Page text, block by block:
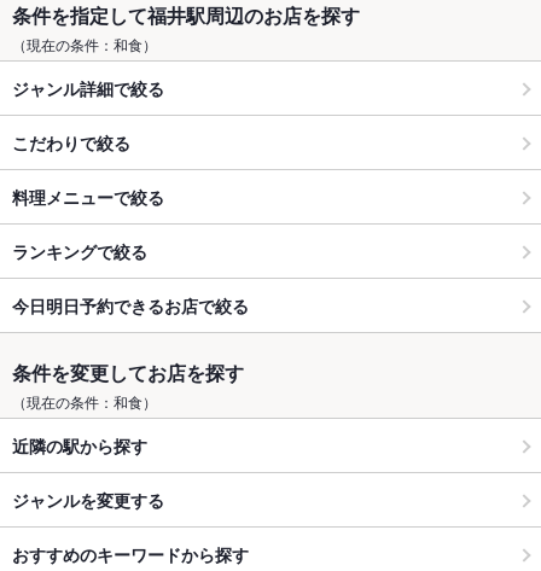
条件を指定して福井駅周辺のお店を探す
（現在の条件：和食）
ジャンル詳細で絞る
こだわりで絞る
料理メニューで絞る
ランキングで絞る
今日明日予約できるお店で絞る
条件を変更してお店を探す
（現在の条件：和食）
近隣の駅から探す
ジャンルを変更する
おすすめのキーワードから探す